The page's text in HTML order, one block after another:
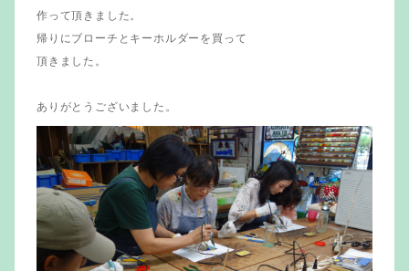
作って頂きました。
帰りにブローチとキーホルダーを買って
頂きました。
ありがとうございました。